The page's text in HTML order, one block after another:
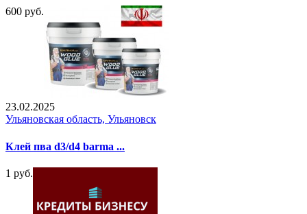
600 руб.
23.02.2025
Ульяновская область, Ульяновск
Клей пва d3/d4 barma ...
1 руб.